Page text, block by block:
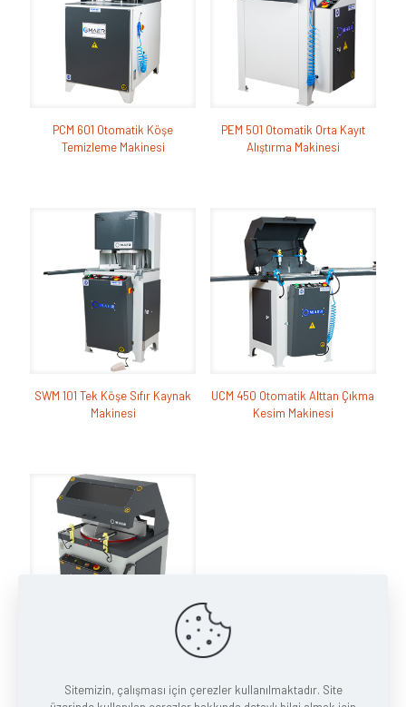
PCM 601 Otomatik Köşe
Temizleme Makinesi
PEM 501 Otomatik Orta Kayıt
Alıştırma Makinesi
SWM 101 Tek Köşe Sıfır Kaynak
Makinesi
UCM 450 Otomatik Alttan Çıkma
Kesim Makinesi
Sitemizin, çalışması için çerezler kullanılmaktadır. Site